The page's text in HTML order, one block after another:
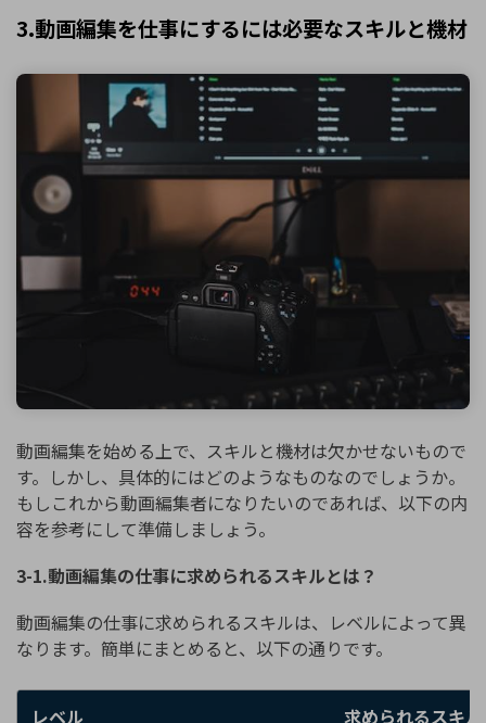
3.動画編集を仕事にするには必要なスキルと機材
動画編集を始める上で、スキルと機材は欠かせないもので
す。しかし、具体的にはどのようなものなのでしょうか。
もしこれから動画編集者になりたいのであれば、以下の内
容を参考にして準備しましょう。
3-1.動画編集の仕事に求められるスキルとは？
動画編集の仕事に求められるスキルは、レベルによって異
なります。簡単にまとめると、以下の通りです。
レベル 求められるスキル